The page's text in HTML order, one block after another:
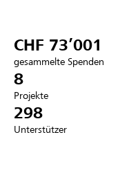
Anmelden
CHF 73’001
gesammelte Spenden
8
Projekte
298
Unterstützer